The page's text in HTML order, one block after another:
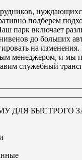
подберем
парк включает
до больших
на
менеджером, и мы
служебный
ДЛЯ БЫСТРОГО